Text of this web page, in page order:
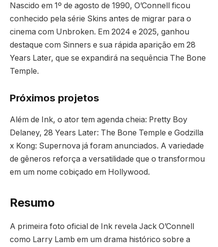
Nascido em 1º de agosto de 1990, O’Connell ficou
conhecido pela série Skins antes de migrar para o
cinema com Unbroken. Em 2024 e 2025, ganhou
destaque com Sinners e sua rápida aparição em 28
Years Later, que se expandirá na sequência The Bone
Temple.
Próximos projetos
Além de Ink, o ator tem agenda cheia: Pretty Boy
Delaney, 28 Years Later: The Bone Temple e Godzilla
x Kong: Supernova já foram anunciados. A variedade
de gêneros reforça a versatilidade que o transformou
em um nome cobiçado em Hollywood.
Resumo
A primeira foto oficial de Ink revela Jack O’Connell
como Larry Lamb em um drama histórico sobre a